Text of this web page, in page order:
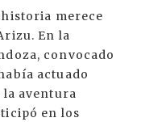
merece
En la
convocado
actuado
aventura
en los